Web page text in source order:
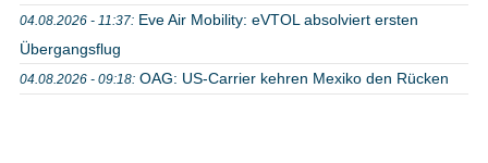
04.08.2026 - 11:37: Eve Air Mobility: eVTOL absolviert ersten
Übergangsflug
04.08.2026 - 09:18: OAG: US-Carrier kehren Mexiko den Rücken